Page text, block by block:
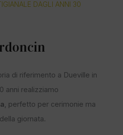
DAGLI ANNI 30
di riferimento a Dueville in
anni realizziamo
, perfetto per cerimonie ma
giornata.